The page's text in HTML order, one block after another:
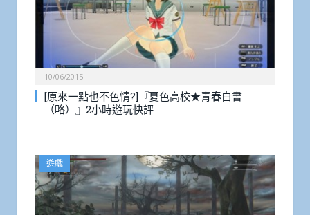
10/06/2015
[原來一點也不色情?]『夏色高校★青春白書
（略）』2小時遊玩快評
遊戲